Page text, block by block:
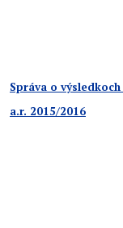
Správa o
a.r. 2015/2016